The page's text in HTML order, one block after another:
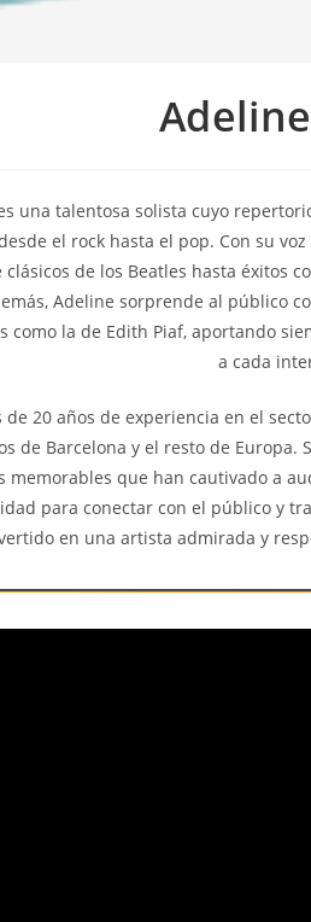
una talentosa solista cuyo
el rock hasta el pop. Con su
clásicos de los Beatles hasta éxitos
Adeline sorprende al público
como la de Edith Piaf, aportando
a cada
de 20 años de experiencia en el
de Barcelona y el resto de
memorables que han cautivado a
para conectar con el público y
en una artista admirada y